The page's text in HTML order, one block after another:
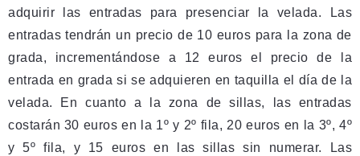
adquirir las entradas para presenciar la velada. Las
entradas tendrán un precio de 10 euros para la zona de
grada, incrementándose a 12 euros el precio de la
entrada en grada si se adquieren en taquilla el día de la
velada. En cuanto a la zona de sillas, las entradas
costarán 30 euros en la 1º y 2º fila, 20 euros en la 3º, 4º
y 5º fila, y 15 euros en las sillas sin numerar. Las